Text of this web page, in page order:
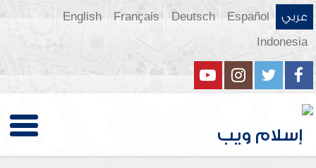
عربي Español
Deutsch
Français
English
Indonesia